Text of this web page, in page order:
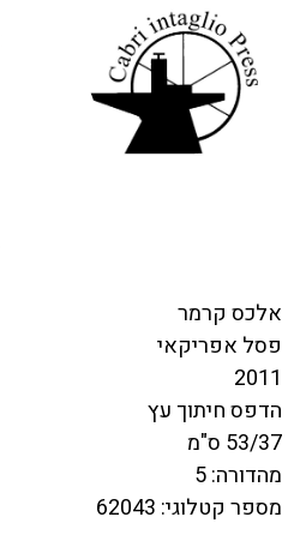
אלכס קרמר
פסל אפריקאי
2011
הדפס חיתוך עץ
53/37 ס"מ
מהדורה: 5
מספר קטלוגי: 62043